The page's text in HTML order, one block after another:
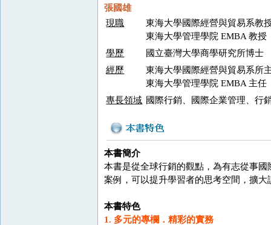
張國雄
現職
東海大學國際經營與貿易系教
東海大學管理學院 EMBA 教授
學歷
國立臺灣大學商學研究所博士
經歷
東海大學國際經營與貿易系所
東海大學管理學院 EMBA 主任
專長領域 國際行銷、國際企業管理、行
本書簡介
本書是從全球行銷的觀點，為有志從事
案例，可以提升學習者的思考空間，擴
本書特色
1. 多元的專欄．精彩的實務